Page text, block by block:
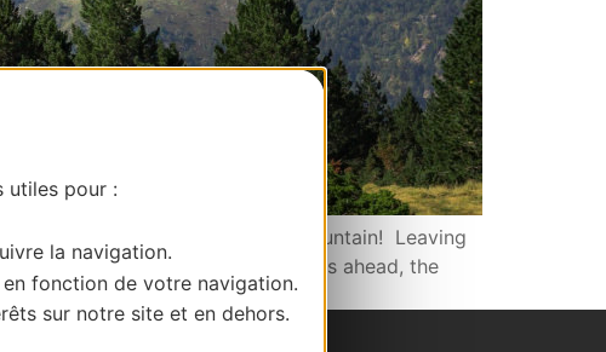
utiles pour :
la navigation.
fonction de votre navigation.
sur notre site et en dehors.
de Carol The call of the mountain! Leaving
… The mountain scenery looms ahead, the